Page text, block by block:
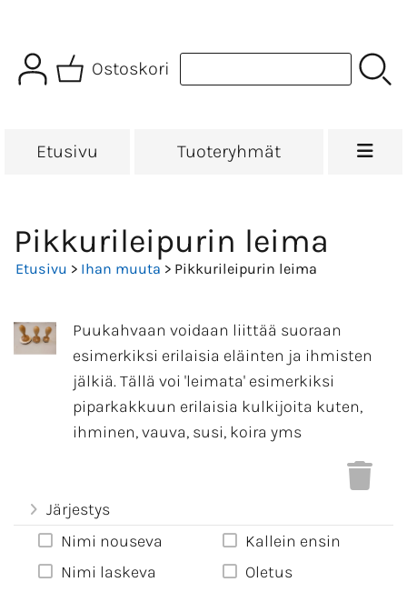
Ostoskori
Etusivu Tuoteryhmät
Pikkurileipurin leima
Etusivu > Ihan muuta > Pikkurileipurin leima
Puukahvaan voidaan liittää suoraan
esimerkiksi erilaisia eläinten ja ihmisten
jälkiä. Tällä voi 'leimata' esimerkiksi
piparkakkuun erilaisia kulkijoita kuten,
ihminen, vauva, susi, koira yms
Järjestys
Nimi nouseva
Nimi laskeva
Kallein ensin
Oletus